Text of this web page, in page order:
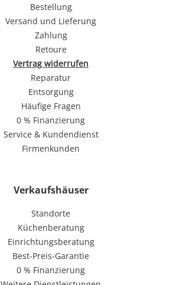
Bestellung
Versand und Lieferung
Zahlung
Retoure
Vertrag widerrufen
Reparatur
Entsorgung
Häufige Fragen
0 % Finanzierung
Service & Kundendienst
Firmenkunden
Verkaufshäuser
Standorte
Küchenberatung
Einrichtungsberatung
Best-Preis-Garantie
0 % Finanzierung